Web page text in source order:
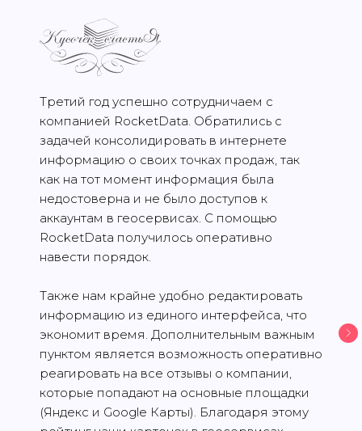
Третий год успешно сотрудничаем с
компанией RocketData. Обратились с
задачей консолидировать в интернете
информацию о своих точках продаж, так
как на тот момент информация была
недостоверна и не было доступов к
аккаунтам в геосервисах. С помощью
RocketData получилось оперативно
навести порядок.
Также нам крайне удобно редактировать
информацию из единого интерфейса, что
экономит время. Дополнительным важным
пунктом является возможность оперативно
реагировать на все отзывы о компании,
которые попадают на основные площадки
(Яндекс и Google Карты). Благодаря этому